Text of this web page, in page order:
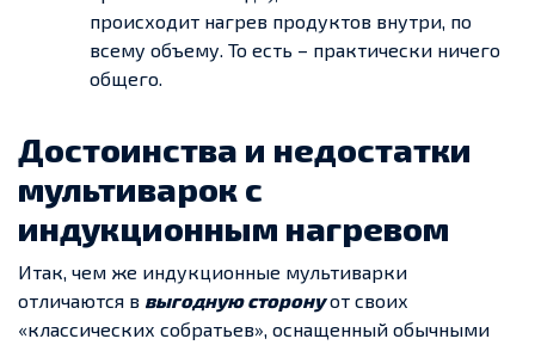
происходит нагрев продуктов внутри, по
всему объему. То есть – практически ничего
общего.
Достоинства и недостатки
мультиварок с
индукционным нагревом
Итак, чем же индукционные мультиварки
отличаются в выгодную сторонуот своих
«классических собратьев», оснащенный обычными